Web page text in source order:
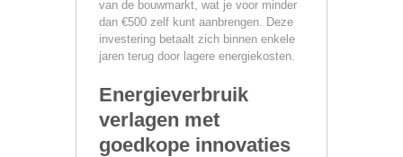
van de bouwmarkt, wat je voor minder
dan €500 zelf kunt aanbrengen. Deze
investering betaalt zich binnen enkele
jaren terug door lagere energiekosten.
Energieverbruik
verlagen met
goedkope innovaties